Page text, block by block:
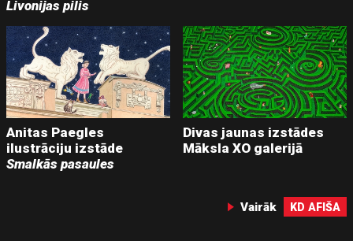
Livonijas pilis
Anitas Paegles
ilustrāciju izstāde
Smalkās pasaules
Divas jaunas izstādes
Māksla XO galerijā
Vairāk KD AFIŠA